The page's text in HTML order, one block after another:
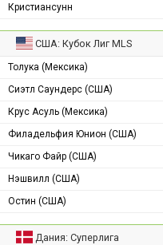
Кристиансунн
США: Кубок Лиг MLS
Толука (Мексика)
Сиэтл Саундерс (США)
Крус Асуль (Мексика)
Филадельфия Юнион (США)
Чикаго Файр (США)
Нэшвилл (США)
Остин (США)
Дания: Суперлига